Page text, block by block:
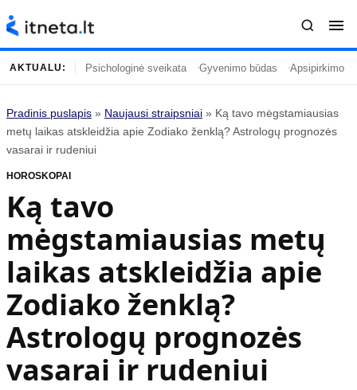
Turinys
Gyvenimas
Įdomybės
Mada
Mokslas
Namai ir interjeras
Temos
Gyvenimo būdas
Tėvai ir vaikai
Populiaru
Kultūra
Informacija
Etikos politika
AKTUALU: Psichologinė sveikata Gyvenimo būdas Apsipirkimo
Pradinis puslapis » Naujausi straipsniai » Ką tavo mėgstamiausias
metų laikas atskleidžia apie Zodiako ženklą? Astrologų prognozės
vasarai ir rudeniui
HOROSKOPAI
Ką tavo
mėgstamiausias metų
laikas atskleidžia apie
Zodiako ženklą?
Astrologų prognozės
vasarai ir rudeniui